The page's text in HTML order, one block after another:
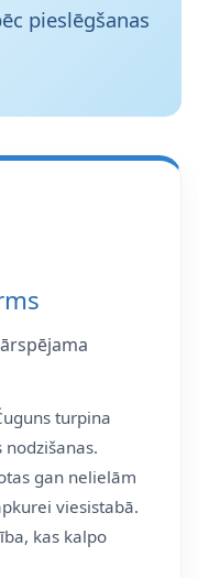
pieslēgšanas
turpina
gan nelielām
viesistabā.
kas kalpo